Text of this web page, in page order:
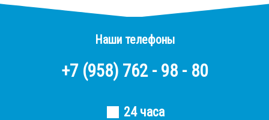
Наши телефоны
+7 (958) 762 - 98 - 80
24 часа